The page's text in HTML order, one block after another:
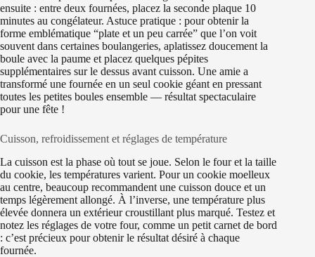
ensuite : entre deux fournées, placez la seconde plaque 10
minutes au congélateur. Astuce pratique : pour obtenir la
forme emblématique “plate et un peu carrée” que l’on voit
souvent dans certaines boulangeries, aplatissez doucement la
boule avec la paume et placez quelques pépites
supplémentaires sur le dessus avant cuisson. Une amie a
transformé une fournée en un seul cookie géant en pressant
toutes les petites boules ensemble — résultat spectaculaire
pour une fête !
Cuisson, refroidissement et réglages de température
La cuisson est la phase où tout se joue. Selon le four et la taille
du cookie, les températures varient. Pour un cookie moelleux
au centre, beaucoup recommandent une cuisson douce et un
temps légèrement allongé. À l’inverse, une température plus
élevée donnera un extérieur croustillant plus marqué. Testez et
notez les réglages de votre four, comme un petit carnet de bord
: c’est précieux pour obtenir le résultat désiré à chaque
fournée.